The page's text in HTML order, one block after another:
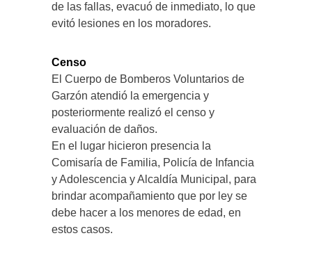
de las fallas, evacuó de inmediato, lo que
evitó lesiones en los moradores.
Censo
El Cuerpo de Bomberos Voluntarios de
Garzón atendió la emergencia y
posteriormente realizó el censo y
evaluación de daños.
En el lugar hicieron presencia la
Comisaría de Familia, Policía de Infancia
y Adolescencia y Alcaldía Municipal, para
brindar acompañamiento que por ley se
debe hacer a los menores de edad, en
estos casos.